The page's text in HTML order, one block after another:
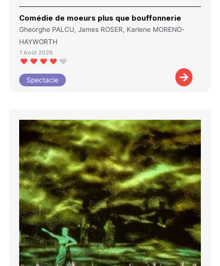
Comédie de moeurs plus que bouffonnerie
Gheorghe PALCU, James ROSER, Karlene MORENO-
HAYWORTH
7 Août 2026
Spectacle